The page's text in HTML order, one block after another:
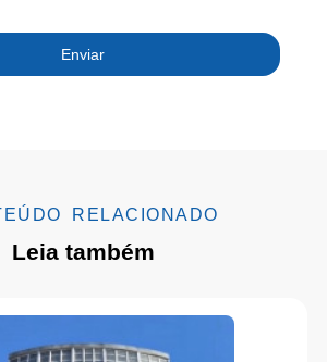
Enviar
RELACIONADO
Leia também